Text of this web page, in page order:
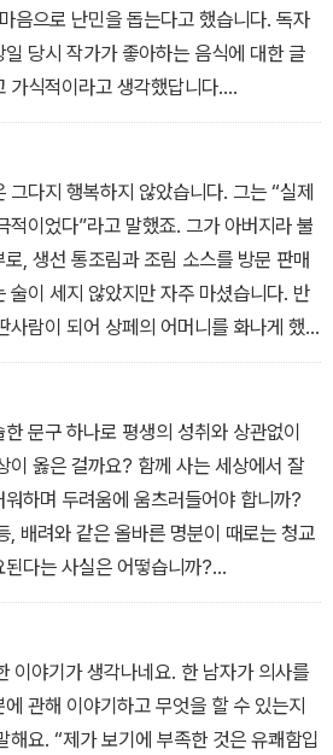
음으로 난민을 돕는다고 했습니다. 독자
당시 작가가 좋아하는 음식에 대한 글
가식적이라고 생각했답니다.
하게 글을 썼습니다. “물론, 독자의 의견
작하지 않았다. 우리 중 누구도 전쟁을
려 긴장하고 있다. 하지만 전쟁에 휘말린
죄책감을 가질 필요는 없다고 생각한다.
고 평범하게 살기 원했고 지금도 그렇게
기를 포기하고 좋은 음식을 먹지 않고 예
라도 이 전쟁은 멈추지 않을 것이다. 우
나아지지는 않을 것이다. 만약 그렇게 모
보낸다면 어떻게 될까? 우리를 전쟁에
도에 넘어가는 것이다.”
짓기」 중에서
그다지 행복하지 않았습니다. 그는 “실제
적이었다”라고 말했죠. 그가 아버지라 불
, 생선 통조림과 조림 소스를 방문 판매
술이 세지 않았지만 자주 마셨습니다. 반
사람이 되어 상페의 어머니를 화나게 했
이 벌어져 어린 상페는 끔찍한 고통을 겪
술을 마신다며 남편을 비난했습니다. 그
기 시작했고, 이웃들은 수군거렸죠.
야 했습니다. 유명해진 다음 상페는 이렇
절 유쾌한 일을 빼고 모든 걸 다 겪었다.
좋아한다.”
길, 즉 유쾌함의 길입니다.
문구 하나로 평생의 성취와 상관없이
이 옳은 걸까요? 함께 사는 세상에서 잘
하며 두려움에 움츠러들어야 합니까?
, 배려와 같은 올바른 명분이 때로는 청교
다는 사실은 어떻습니까?
과 같습니다. 먼저 이는 정말로 정치적인
것처럼 말해지는 것이죠. 두 번째로 이처
무자비하고 비타협적인 태도가 눈에 띄
시대를 구별하는 특징이 되었습니다. 라
이야기가 생각나네요. 한 남자가 의사를
관해 이야기하고 무엇을 할 수 있는지
해요. “제가 보기에 부족한 것은 유쾌함입